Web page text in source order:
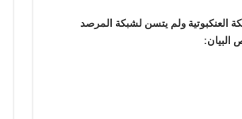
العنكبوتية ولم يتسن لشبكة المرصد
البيان: